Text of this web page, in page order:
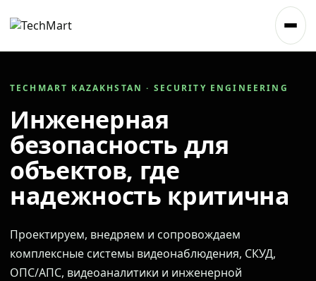
TECHMART KAZAKHSTAN · SECURITY ENGINEERING
Инженерная
безопасность для
объектов, где
надежность критична
Проектируем, внедряем и сопровождаем
комплексные системы видеонаблюдения, СКУД,
ОПС/АПС, видеоаналитики и инженерной